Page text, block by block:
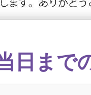
日まで